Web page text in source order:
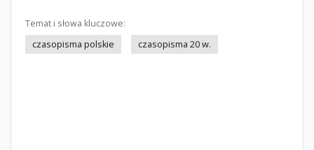
Temat i słowa kluczowe:
czasopisma polskie
czasopisma 20 w.